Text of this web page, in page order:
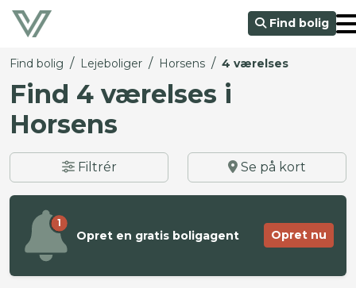
Find bolig
Find bolig / Lejeboliger / Horsens / 4 værelses
Find 4 værelses i
Horsens
Filtrér Se på kort
1
Opret en gratis boligagent Opret nu